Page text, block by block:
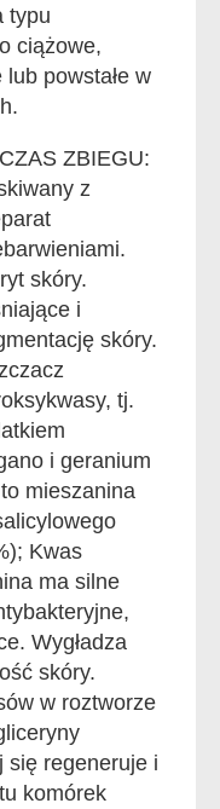
typu
ciążowe,
powstałe w
ZBIEGU:
z
skóry.
i
skóry.
tj.
i geranium
mieszanina
Kwas
ma silne
Wygładza
skóry.
w roztworze
się regeneruje i
komórek